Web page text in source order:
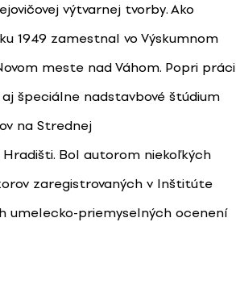
výtvarnej tvorby. Ako
1949 zamestnal vo Výskumnom
meste nad Váhom. Popri práci
špeciálne nadstavbové štúdium
na Strednej
Bol autorom niekoľkých
zaregistrovaných v Inštitúte
umelecko-priemyselných ocenení